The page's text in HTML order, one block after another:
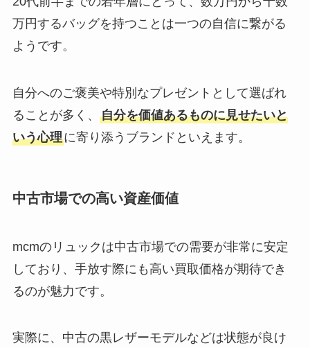
万円するバッグを持つことは一つの自信に繋がる
ようです。
自分へのご褒美や特別なプレゼントとして選ばれ
ることが多く、 自分を価値あるものに見せたいと
いう心理に寄り添うブランドといえます。
中古市場での高い資産価値
mcmのリュックは中古市場での需要が非常に安定
しており、手放す際にも高い買取価格が期待でき
るのが魅力です。
実際に、中古の黒レザーモデルなどは状態が良け